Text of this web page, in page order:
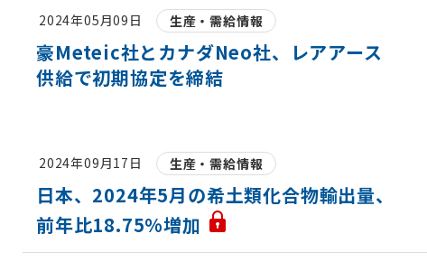
2024年05月09日 生産・需給情報
豪Meteic社とカナダNeo社、レアアース
供給で初期協定を締結
2024年09月17日 生産・需給情報
日本、2024年5月の希土類化合物輸出量、
前年比18.75%増加